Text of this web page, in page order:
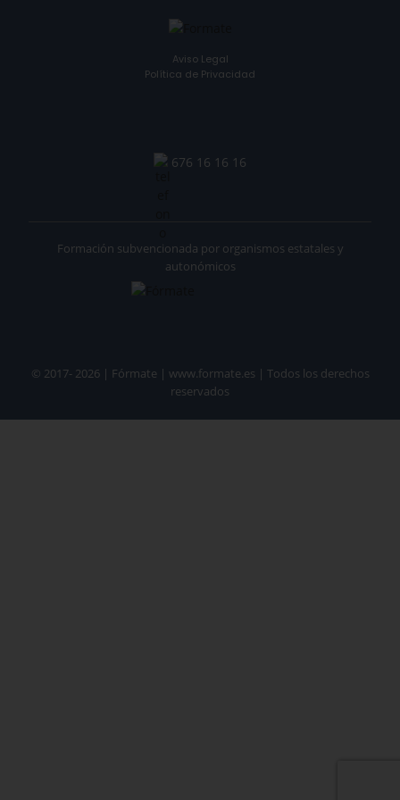
Aviso Legal
Política de Privacidad
676 16 16 16
© 2017- 2026 | Fórmate | www.formate.es | Todos los derechos
reservados
Formación subvencionada por organismos estatales y
autonómicos